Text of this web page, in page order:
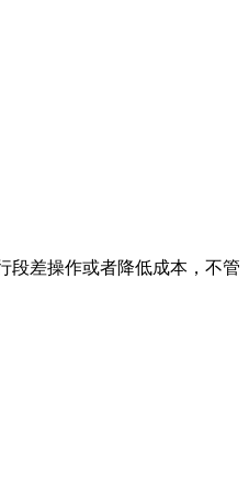
差操作或者降低成本，不管